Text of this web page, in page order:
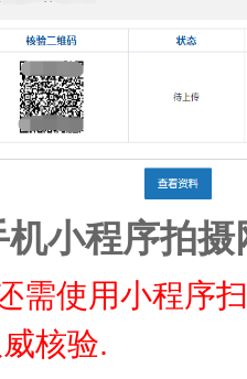
机小程序拍
需使用小程序
核验.